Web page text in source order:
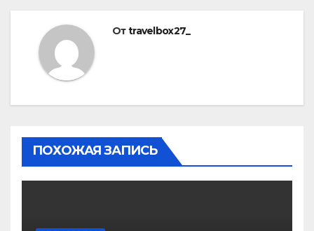
Отtravelbox27_
ПОХОЖАЯ ЗАПИСЬ